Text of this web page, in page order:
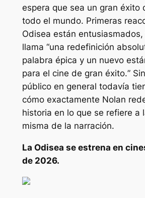
espera que sea un gran éxito
todo el mundo. Primeras
Odisea están
llama “una redefinición
palabra épica y un nuevo
para el cine de gran éxito.”
público en general todavía
cómo exactamente Nolan
historia en lo que se refiere a
misma de la narración.
La Odisea se estrena en
de 2026.